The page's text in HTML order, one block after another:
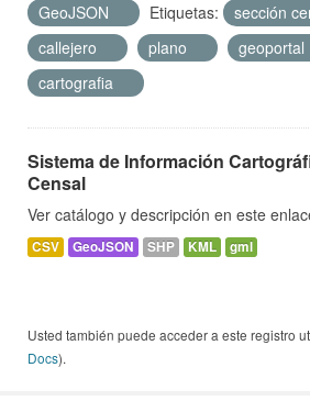
GeoJSON
Etiquetas:
sección
callejero
plano
geoportal
cartografia
Sistema de Información
Censal
Ver catálogo y descripción en este
CSV GeoJSON SHP KML gml
Usted también puede acceder a este registro
Docs).